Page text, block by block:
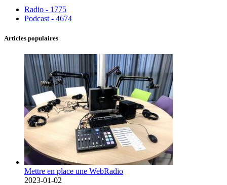
Radio - 1775
Podcast - 4674
Articles populaires
Mettre en place une WebRadio
2023-01-02